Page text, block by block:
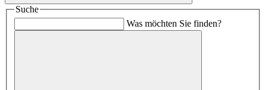
Suche
Was möchten Sie finden?